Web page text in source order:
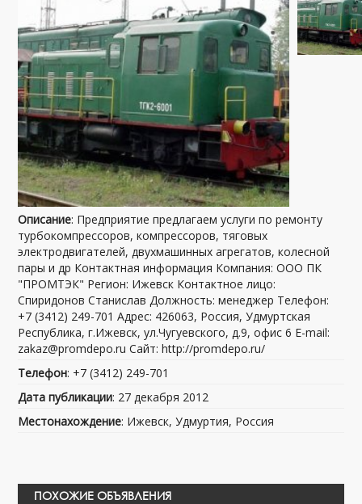
Описание: Предприятие предлагаем услуги по ремонту
турбокомпрессоров, компрессоров, тяговых
электродвигателей, двухмашинных агрегатов, колесной
пары и др Контактная информация Компания: ООО ПК
"ПРОМТЭК" Регион: Ижевск Контактное лицо:
Спиридонов Станислав Должность: менеджер Телефон:
+7 (3412) 249-701 Адрес: 426063, Россия, Удмуртская
Республика, г.Ижевск, ул.Чугуевского, д.9, офис 6 E-mail:
zakaz@promdepo.ru Сайт: http://promdepo.ru/
Телефон: +7 (3412) 249-701
Дата публикации: 27 декабря 2012
Местонахождение: Ижевск, Удмуртия, Россия
ПОХОЖИЕ ОБЪЯВЛЕНИЯ